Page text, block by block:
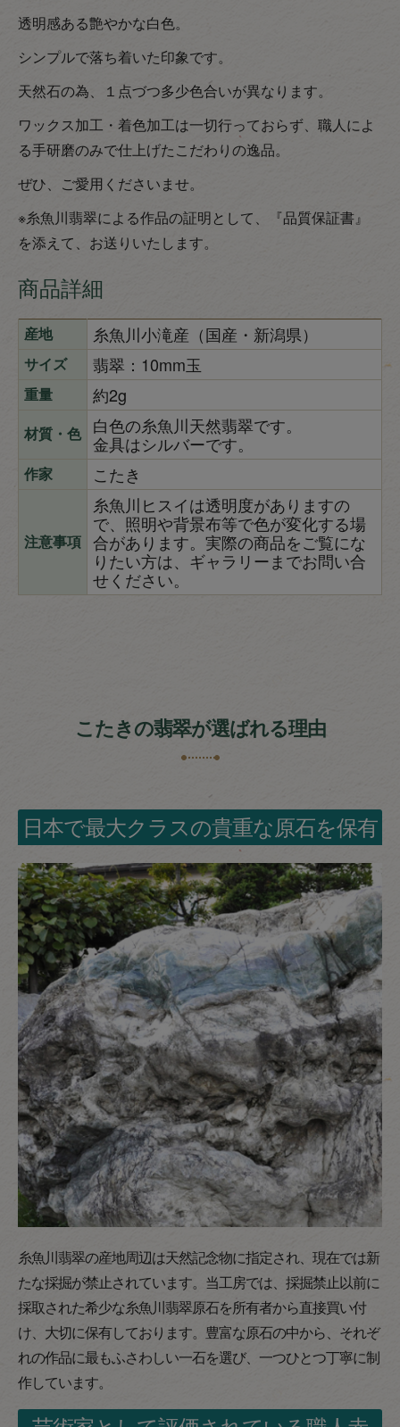
透明感ある艶やかな白色。
シンプルで落ち着いた印象です。
天然石の為、１点づつ多少色合いが異なります。
ワックス加工・着色加工は一切行っておらず、職人によ
る手研磨のみで仕上げたこだわりの逸品。
ぜひ、ご愛用くださいませ。
※糸魚川翡翠による作品の証明として、『品質保証書』
を添えて、お送りいたします。
商品詳細
産地 糸魚川小滝産（国産・新潟県）
サイズ 翡翠：10mm玉
重量 約2g
材質・色
白色の糸魚川天然翡翠です。
金具はシルバーです。
作家 こたき
注意事項
糸魚川ヒスイは透明度がありますの
で、照明や背景布等で色が変化する場
合があります。実際の商品をご覧にな
りたい方は、ギャラリーまでお問い合
せください。
こたきの翡翠が選ばれる理由
日本で最大クラスの貴重な原石を保有
糸魚川翡翠の産地周辺は天然記念物に指定され、現在では新
たな採掘が禁止されています。当工房では、採掘禁止以前に
採取された希少な糸魚川翡翠原石を所有者から直接買い付
け、大切に保有しております。豊富な原石の中から、それぞ
れの作品に最もふさわしい一石を選び、一つひとつ丁寧に制
作しています。